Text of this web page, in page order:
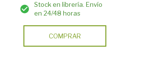
Stock en librería. Envío
en 24/48 horas
COMPRAR